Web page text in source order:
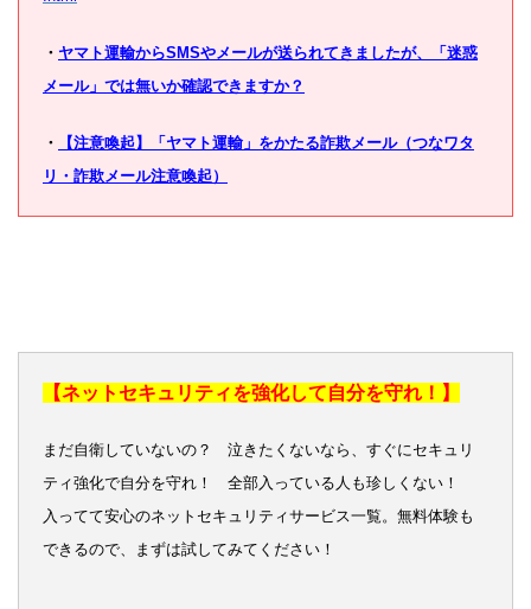
・ ヤマト運輸からSMSやメールが送られてきましたが、「迷惑
メール」では無いか確認できますか？
・
【注意喚起】「ヤマト運輸」をかたる詐欺メール（つなワタ
リ・詐欺メール注意喚起）
【ネットセキュリティを強化して自分を守れ！】
まだ自衛していないの？ 泣きたくないなら、すぐにセキュリ
ティ強化で自分を守れ！ 全部入っている人も珍しくない！
入ってて安心のネットセキュリティサービス一覧。無料体験も
できるので、まずは試してみてください！